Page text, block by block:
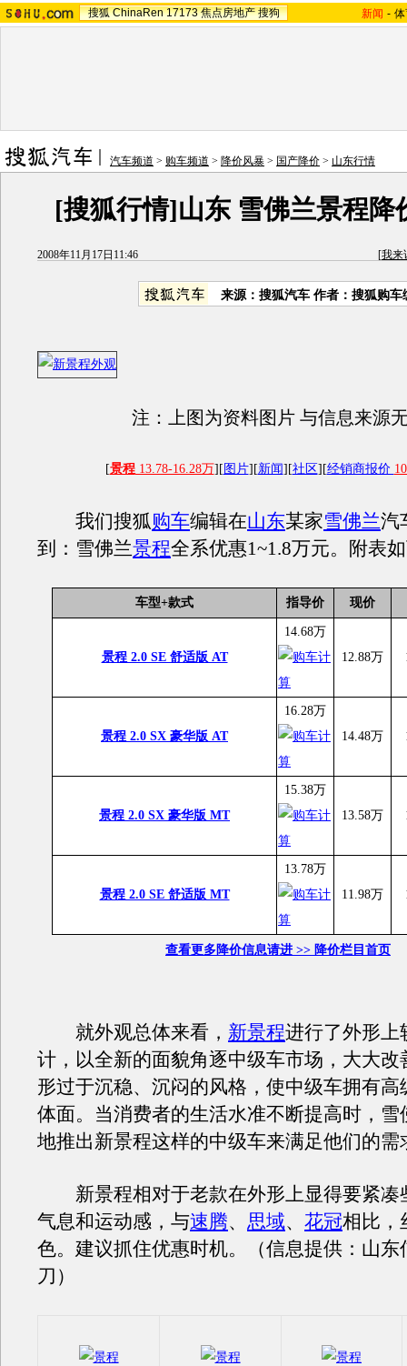
搜狐 ChinaRen 17173 焦点房地产 搜狗 新闻 -
汽车频道 > 购车频道 > 降价风暴 > 国产降价 > 山东行情
[搜狐行情]山东 雪佛兰景程降
2008年11月17日11:46 [我来
来源：搜狐汽车 作者：搜狐购车
注：上图为资料图片 与信息来源
[景程13.78-16.28万][ 图片][新闻][社区][经销商报价
我们搜狐购车编辑在山东某家雪佛兰汽
到：雪佛兰景程全系优惠1~1.8万元。附表
车型+款式 指导价 现价
景程 2.0 SE 舒适版 AT
14.68万
12.88万
景程 2.0 SX 豪华版 AT
16.28万
14.48万
景程 2.0 SX 豪华版 MT
15.38万
13.58万
景程 2.0 SE 舒适版 MT
13.78万
11.98万
查看更多降价信息请进 >> 降价栏目首页
就外观总体来看， 新景程进行了外形上
计，以全新的面貌角逐中级车市场，大大改
形过于沉稳、沉闷的风格，使中级车拥有高
体面。当消费者的生活水准不断提高时，雪
地推出新景程这样的中级车来满足他们的需
新景程相对于老款在外形上显得要紧凑
气息和运动感，与速腾、 思域、 花冠相比，
色。建议抓住优惠时机。（信息提供：山东
刀）